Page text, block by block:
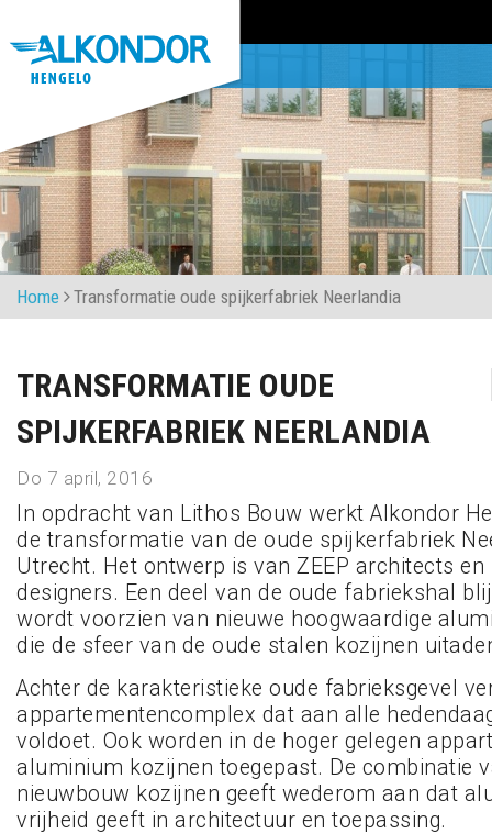
Home Transformatie oude spijkerfabriek Neerlandia
TRANSFORMATIE OUDE
SPIJKERFABRIEK NEERLANDIA
Do 7 april, 2016
In opdracht van Lithos Bouw werkt Alkondor
de transformatie van de oude spijkerfabriek
Utrecht. Het ontwerp is van ZEEP architects en
designers. Een deel van de oude fabriekshal
wordt voorzien van nieuwe hoogwaardige
die de sfeer van de oude stalen kozijnen
Achter de karakteristieke oude fabrieksgevel
appartementencomplex dat aan alle
voldoet. Ook worden in de hoger gelegen
aluminium kozijnen toegepast. De combinatie
nieuwbouw kozijnen geeft wederom aan dat
vrijheid geeft in architectuur en toepassing.